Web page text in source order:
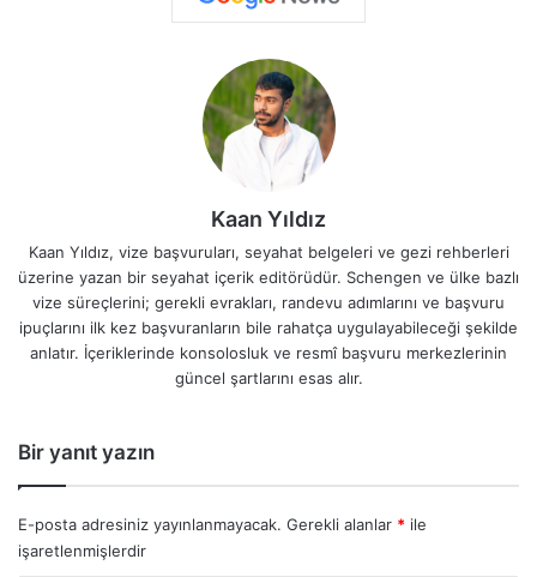
Kaan Yıldız
Kaan Yıldız, vize başvuruları, seyahat belgeleri ve gezi rehberleri
üzerine yazan bir seyahat içerik editörüdür. Schengen ve ülke bazlı
vize süreçlerini; gerekli evrakları, randevu adımlarını ve başvuru
ipuçlarını ilk kez başvuranların bile rahatça uygulayabileceği şekilde
anlatır. İçeriklerinde konsolosluk ve resmî başvuru merkezlerinin
güncel şartlarını esas alır.
Bir yanıt yazın
E-posta adresiniz yayınlanmayacak. Gerekli alanlar * ile
işaretlenmişlerdir